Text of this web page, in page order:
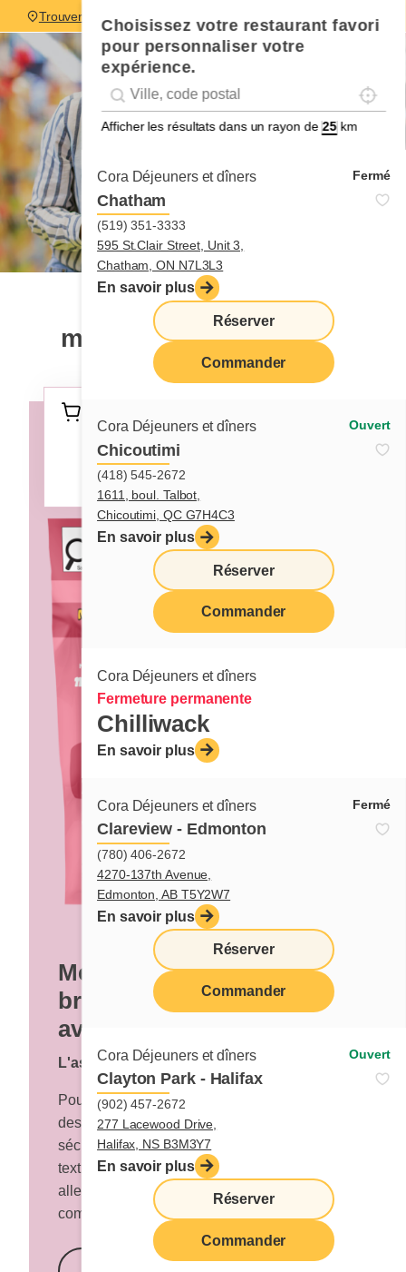
Choisissez votre restaurant favori
pour personnaliser votre
expérience.
Geolocation
Géolocalisation
Afficher les résultats dans un rayon de km
Cora Déjeuners et dîners Fermé
Chatham
(519) 351-3333
595 St.Clair Street, Unit 3,
Chatham, ON N7L3L3
En savoir plus
Réserver
Commander
Cora Déjeuners et dîners Ouvert
Chicoutimi
(418) 545-2672
1611, boul. Talbot,
Chicoutimi, QC G7H4C3
En savoir plus
Réserver
Commander
Cora Déjeuners et dîners
Fermeture permanente
Chilliwack
En savoir plus
Cora Déjeuners et dîners Fermé
Clareview - Edmonton
(780) 406-2672
4270-137th Avenue,
Edmonton, AB T5Y2W7
En savoir plus
Réserver
Commander
Cora Déjeuners et dîners Ouvert
Clayton Park - Halifax
(902) 457-2672
277 Lacewood Drive,
Halifax, NS B3M3Y7
En savoir plus
Réserver
Commander
Trouver un restaurant
Vos produits Cora favoris
maintenant en épicerie!
restaurants Cora et près des
nécessaires à pâtisserie chez votre
marchand favori.
Mélange à muffins
brisures de chocolat et
avoine
L'astuce de Cora
Pourquoi ne pas incorporer à votre mélange
des noix de Grenoble et des canneberges
séchées ? Cela ajoutera du croquant et de la
texture à vos muffins. N’hésitez pas à laisser
aller votre créativité et multipliez les
combinaisons !